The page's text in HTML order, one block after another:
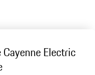
Electric